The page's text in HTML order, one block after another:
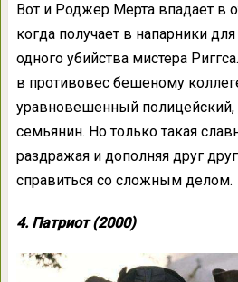
Вот и Роджер Мерта впадает в
когда получает в напарники
одного убийства мистера
в противовес бешеному
уравновешенный
семьянин. Но только такая
раздражая и дополняя друг
справиться со сложным делом.
4. Патриот (2000)